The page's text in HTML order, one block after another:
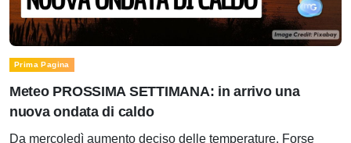
Prima Pagina
Meteo PROSSIMA SETTIMANA: in arrivo una
nuova ondata di caldo
Da mercoledì aumento deciso delle temperature. Forse